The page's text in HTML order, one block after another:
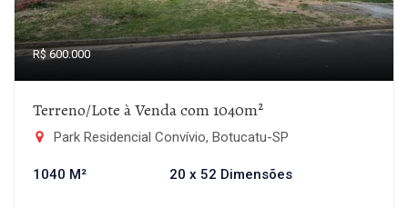
R$ 600.000
Terreno/Lote à Venda com 1040m²
Park Residencial Convívio, Botucatu-SP
1040 M² 20 x 52 Dimensões